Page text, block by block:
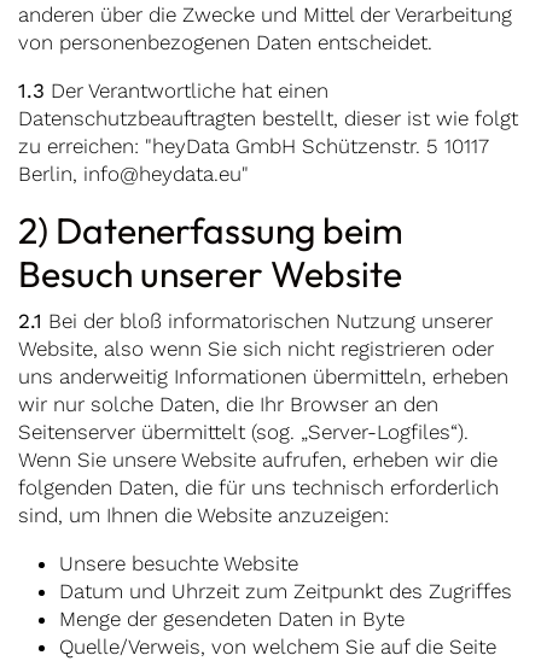
anderen über die Zwecke und Mittel der Verarbeitung
von personenbezogenen Daten entscheidet.
1.3 Der Verantwortliche hat einen
Datenschutzbeauftragten bestellt, dieser ist wie folgt
zu erreichen: "heyData GmbH Schützenstr. 5 10117
Berlin, info@heydata.eu"
2) Datenerfassung beim
Besuch unserer Website
2.1 Bei der bloß informatorischen Nutzung unserer
Website, also wenn Sie sich nicht registrieren oder
uns anderweitig Informationen übermitteln, erheben
wir nur solche Daten, die Ihr Browser an den
Seitenserver übermittelt (sog. „Server-Logfiles“).
Wenn Sie unsere Website aufrufen, erheben wir die
folgenden Daten, die für uns technisch erforderlich
sind, um Ihnen die Website anzuzeigen:
Unsere besuchte Website
Datum und Uhrzeit zum Zeitpunkt des Zugriffes
Menge der gesendeten Daten in Byte
Quelle/Verweis, von welchem Sie auf die Seite